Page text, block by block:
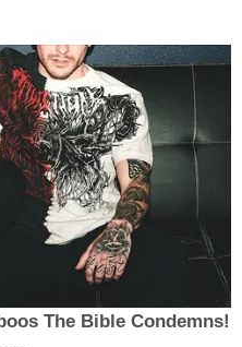
The Bible Condemns!